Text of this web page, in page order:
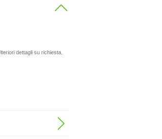
dettagli su richiesta.